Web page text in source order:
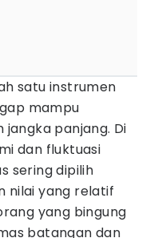
satu instrumen
mampu
panjang. Di
dan fluktuasi
sering dipilih
nilai yang relatif
yang bingung
batangan dan